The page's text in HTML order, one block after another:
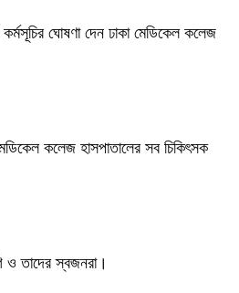
ঘোষণা দেন ঢাকা মেডিকেল কলেজ
কলেজ হাসপাতালের সব চিকিৎসক
ও তাদের স্বজনরা।